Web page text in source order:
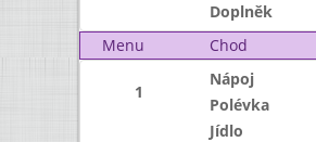
Doplněk
Menu
Chod
1
Nápoj
Polévka
Jídlo